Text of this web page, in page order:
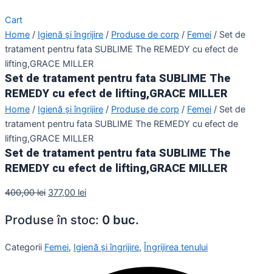
Cart
Home / Igienă și îngrijire / Produse de corp / Femei / Set de
tratament pentru fata SUBLIME The REMEDY cu efect de
lifting,GRACE MILLER
Set de tratament pentru fata SUBLIME The
REMEDY cu efect de lifting,GRACE MILLER
Home / Igienă și îngrijire / Produse de corp / Femei / Set de
tratament pentru fata SUBLIME The REMEDY cu efect de
lifting,GRACE MILLER
Set de tratament pentru fata SUBLIME The
REMEDY cu efect de lifting,GRACE MILLER
400,00lei 377,00 lei
Produse în stoc: 0 buc.
Categorii Femei, Igienă și îngrijire, Îngrijirea tenului